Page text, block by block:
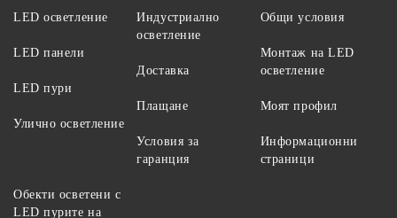
LED осветление
LED панели
LED пури
Улично осветление
Индустриално
осветление
Доставка
Плащане
Условия за
гаранция
Общи условия
Монтаж на LED
осветление
Моят профил
Информационни
страници
Обекти осветени с
LED пурите на